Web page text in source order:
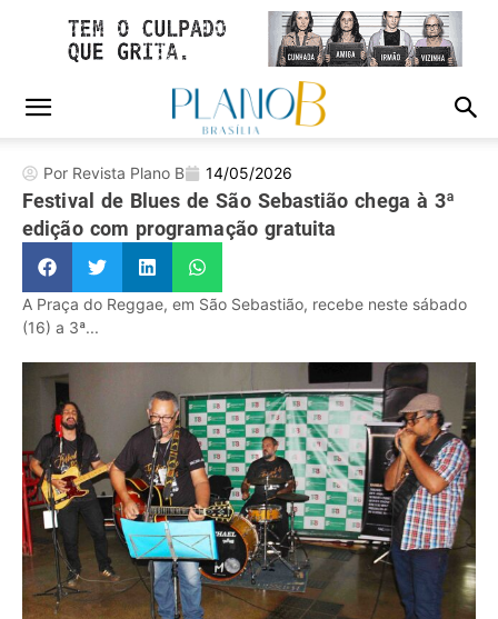
Por Revista Plano B 14/05/2026
Festival de Blues de São Sebastião chega à 3ª
edição com programação gratuita
A Praça do Reggae, em São Sebastião, recebe neste sábado
(16) a 3ª...